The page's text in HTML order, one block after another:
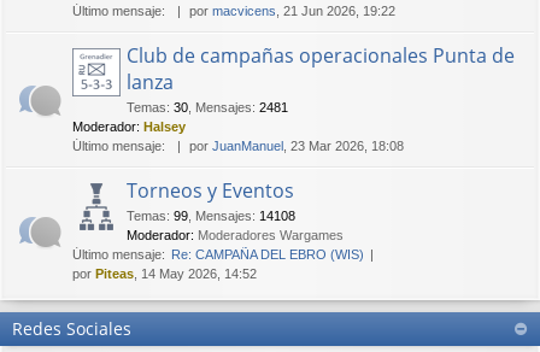
Último mensaje:
por macvicens , 21 Jun 2026, 19:22
Club de campañas operacionales Punta de
lanza
Temas: 30 Mensajes: 2481
Moderador: Halsey
Último mensaje:
por JuanManuel , 23 Mar 2026, 18:08
Torneos y Eventos
Temas: 99 Mensajes: 14108
Moderador: Moderadores Wargames
Último mensaje: Re: CAMPAÑA DEL EBRO (WIS)
por Piteas , 14 May 2026, 14:52
Redes Sociales